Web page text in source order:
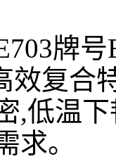
牌
效复合
,低温
求。